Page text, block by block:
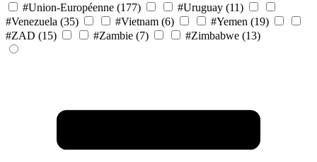
#Union-Européenne (177) #Uruguay (11)
#Venezuela (35) #Vietnam (6) #Yemen (19)
#ZAD (15) #Zambie (7) #Zimbabwe (13)